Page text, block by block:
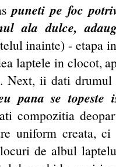
puneti pe foc
ala dulce,
inainte) - etapa
laptele in clocot,
Next, ii dati drumul
pana se topeste
compozitia
uniform creata,
de albul